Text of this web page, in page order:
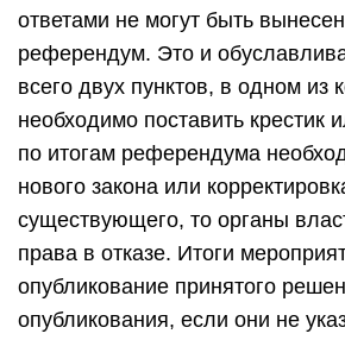
ответами не могут быть
референдум. Это и
всего двух пунктов, в одном из
необходимо поставить крестик
по итогам референдума
нового закона или
существующего, то органы
права в отказе. Итоги
опубликование принятого
опубликования, если они не